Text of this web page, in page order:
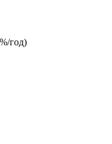
год)